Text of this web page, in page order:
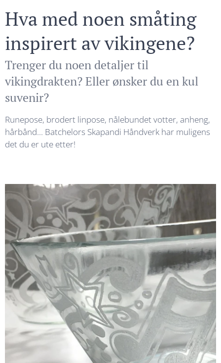
Hva med noen småting
inspirert av vikingene?
Trenger du noen detaljer til
vikingdrakten? Eller ønsker du en kul
suvenir?
Runepose, brodert linpose, nålebundet votter, anheng,
hårbånd... Batchelors Skapandi Håndverk har muligens
det du er ute etter!